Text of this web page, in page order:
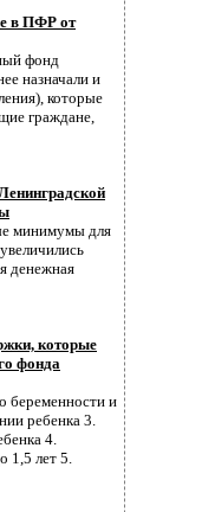
в ПФР от
фонд
назначали и
которые
граждане,
минимумы для
денежная
которые
фонда
беременности и
ребенка 3.
4.
1,5 лет 5.